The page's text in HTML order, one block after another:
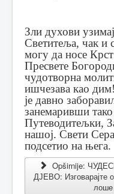
Зли духови
Светитеља, чак и
могу да носе
Пресвете
чудотворна
ишчезава као
је давно
занемаривши
Путеводитељки,
нашој. Свети
подсетио на њега.
Opširnije:
ДЈЕВО: Изговарајте
лоше